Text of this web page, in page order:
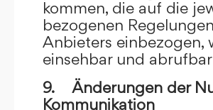
kommen, die auf die
bezogenen
Anbieters einbezogen,
einsehbar und
9. Änderungen der
Kommunikation